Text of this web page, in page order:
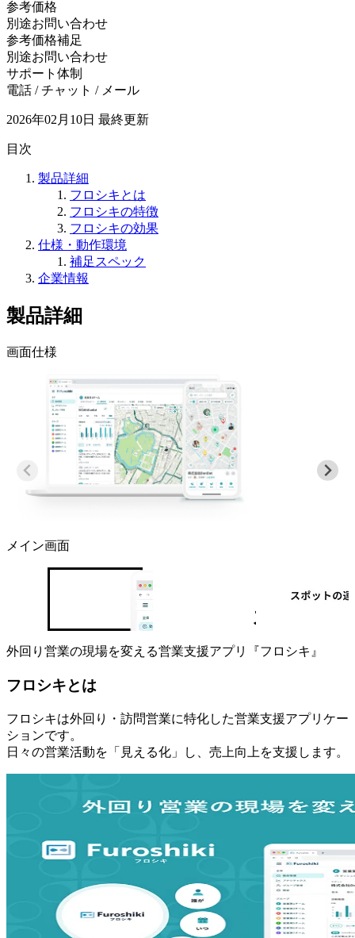
参考価格
別途お問い合わせ
参考価格補足
別途お問い合わせ
サポート体制
電話 / チャット / メール
2026年02月10日 最終更新
目次
製品詳細
フロシキとは
フロシキの特徴
フロシキの効果
仕様・動作環境
補足スペック
企業情報
製品詳細
画面仕様
メイン画面
外回り営業の現場を変える営業支援アプリ『フロシキ』
フロシキとは
フロシキは外回り・訪問営業に特化した営業支援アプリケー
ションです。
日々の営業活動を「見える化」し、売上向上を支援します。